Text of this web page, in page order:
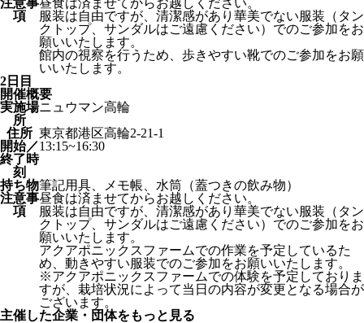
注意事
項
昼食は済ませてからお越しください。
服装は自由ですが、清潔感があり華美でない服装（タン
クトップ、サンダルはご遠慮ください）でのご参加をお
願いいたします。
館内の視察を行うため、歩きやすい靴でのご参加をお願
いいたします。
2日目
開催概要
実施場
所
ニュウマン高輪
住所 東京都港区高輪2-21-1
開始／
終了時
刻
13:15~16:30
持ち物筆記用具、メモ帳、水筒（蓋つきの飲み物）
注意事
項
昼食は済ませてからお越しください。
服装は自由ですが、清潔感があり華美でない服装（タン
クトップ、サンダルはご遠慮ください）でのご参加をお
願いいたします。
アクアポニックスファームでの作業を予定しているた
め、動きやすい服装でのご参加をお願いいたします。
※アクアポニックスファームでの体験を予定しておりま
すが、栽培状況によって当日の内容が変更となる場合が
ございます。
主催した企業・団体をもっと見る